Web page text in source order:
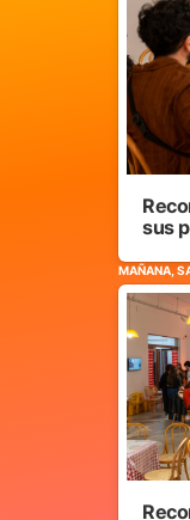
sus
MAÑANA,